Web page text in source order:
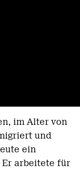
im Alter von
und
ein
arbeitete für